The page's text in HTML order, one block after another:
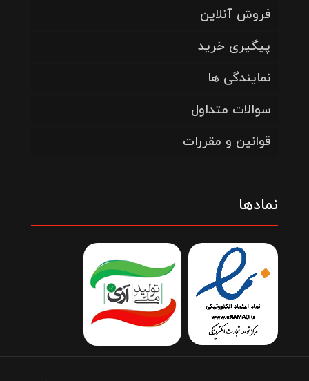
فروش آنلاین
پیگیری خرید
نمایندگی ها
سوالات متداول
قوانین و مقررات
نمادها